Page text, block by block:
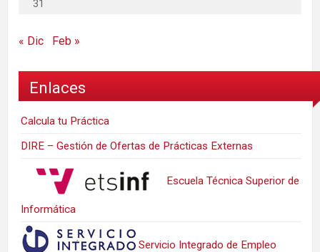
31
« Dic Feb »
Enlaces
Calcula tu Práctica
DIRE – Gestión de Ofertas de Prácticas Externas
Escuela Técnica Superior de
Informática
Servicio Integrado de Empleo